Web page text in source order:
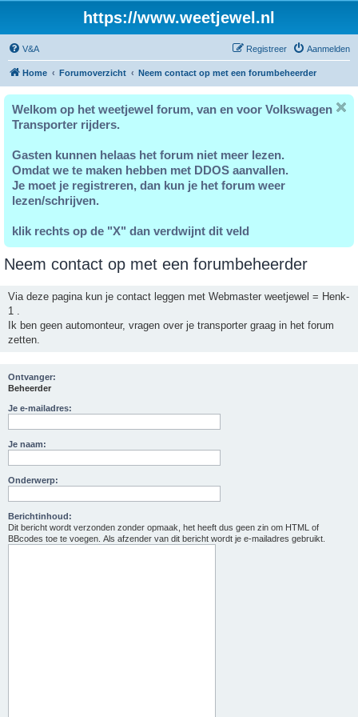
https://www.weetjewel.nl
V&A Aanmelden
Registreer
Home Forumoverzicht Neem contact op met een forumbeheerder
Welkom op het weetjewel forum, van en voor Volkswagen
Transporter rijders.
Gasten kunnen helaas het forum niet meer lezen.
Omdat we te maken hebben met DDOS aanvallen.
Je moet je registreren, dan kun je het forum weer
lezen/schrijven.
klik rechts op de "X" dan verdwijnt dit veld
Neem contact op met een forumbeheerder
Via deze pagina kun je contact leggen met Webmaster weetjewel = Henk-
1 .
Ik ben geen automonteur, vragen over je transporter graag in het forum
zetten.
Ontvanger:
Beheerder
Je e-mailadres:
Je naam:
Onderwerp:
Berichtinhoud:
Dit bericht wordt verzonden zonder opmaak, het heeft dus geen zin om HTML of
BBcodes toe te voegen. Als afzender van dit bericht wordt je e-mailadres gebruikt.